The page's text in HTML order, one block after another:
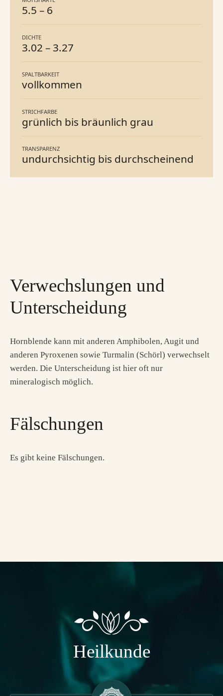
5.5 – 6
DICHTE
3.02 – 3.27
SPALTBARKEIT
vollkommen
STRICHFARBE
grünlich bis bräunlich grau
TRANSPARENZ
undurchsichtig bis durchscheinend
Verwechslungen und
Unterscheidung
Hornblende kann mit anderen Amphibolen, Augit und
anderen Pyroxenen sowie Turmalin (Schörl) verwechselt
werden. Die Unterscheidung ist hier oft nur
mineralogisch möglich.
Fälschungen
Es gibt keine Fälschungen.
Heilkunde